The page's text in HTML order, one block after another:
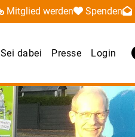
Mitglied werden Spenden
Sei dabei Presse Login